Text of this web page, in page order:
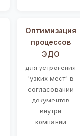
Оптимизация
процессов
ЭДО
для устранения
'узких мест' в
согласовании
документов
внутри
компании